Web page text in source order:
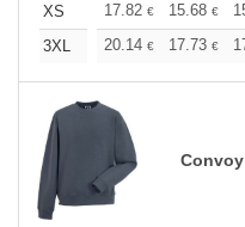
XS
17.82 € 15.68 €
3XL
20.14 € 17.73 €